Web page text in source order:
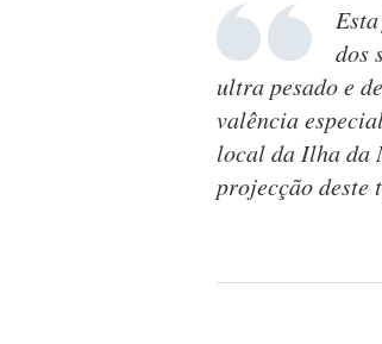
dos
ultra pesado e
valência
local da Ilha da
projecção deste